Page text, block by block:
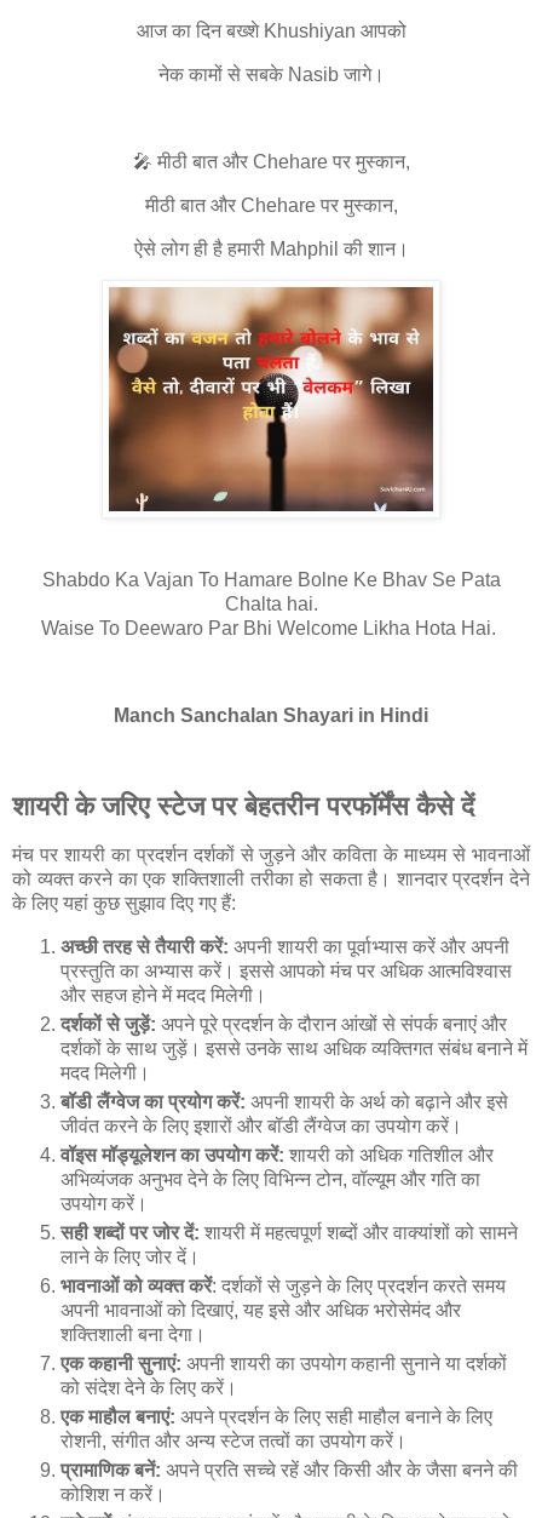
आज का दिन बख्शे Khushiyan आपको
नेक कामों से सबके Nasib जागे।
🎤 मीठी बात और Chehare पर मुस्कान,
मीठी बात और Chehare पर मुस्कान,
ऐसे लोग ही है हमारी Mahphil की शान।
Shabdo Ka Vajan To Hamare Bolne Ke Bhav Se Pata
Chalta hai.
Waise To Deewaro Par Bhi Welcome Likha Hota Hai.
Manch Sanchalan Shayari in Hindi
शायरी के जरिए स्टेज पर बेहतरीन परफॉर्मेंस कैसे दें
मंच पर शायरी का प्रदर्शन दर्शकों से जुड़ने और कविता के माध्यम से भावनाओं
को व्यक्त करने का एक शक्तिशाली तरीका हो सकता है। शानदार प्रदर्शन देने
के लिए यहां कुछ सुझाव दिए गए हैं:
अच्छी तरह से तैयारी करें: अपनी शायरी का पूर्वाभ्यास करें और अपनी
प्रस्तुति का अभ्यास करें। इससे आपको मंच पर अधिक आत्मविश्वास
और सहज होने में मदद मिलेगी।
दर्शकों से जुड़ें: अपने पूरे प्रदर्शन के दौरान आंखों से संपर्क बनाएं और
दर्शकों के साथ जुड़ें। इससे उनके साथ अधिक व्यक्तिगत संबंध बनाने में
मदद मिलेगी।
बॉडी लैंग्वेज का प्रयोग करें: अपनी शायरी के अर्थ को बढ़ाने और इसे
जीवंत करने के लिए इशारों और बॉडी लैंग्वेज का उपयोग करें।
वॉइस मॉड्यूलेशन का उपयोग करें: शायरी को अधिक गतिशील और
अभिव्यंजक अनुभव देने के लिए विभिन्न टोन, वॉल्यूम और गति का
उपयोग करें।
सही शब्दों पर जोर दें: शायरी में महत्वपूर्ण शब्दों और वाक्यांशों को सामने
लाने के लिए जोर दें।
भावनाओं को व्यक्त करें: दर्शकों से जुड़ने के लिए प्रदर्शन करते समय
अपनी भावनाओं को दिखाएं, यह इसे और अधिक भरोसेमंद और
शक्तिशाली बना देगा।
एक कहानी सुनाएं: अपनी शायरी का उपयोग कहानी सुनाने या दर्शकों
को संदेश देने के लिए करें।
एक माहौल बनाएं: अपने प्रदर्शन के लिए सही माहौल बनाने के लिए
रोशनी, संगीत और अन्य स्टेज तत्वों का उपयोग करें।
प्रामाणिक बनें: अपने प्रति सच्चे रहें और किसी और के जैसा बनने की
कोशिश न करें।